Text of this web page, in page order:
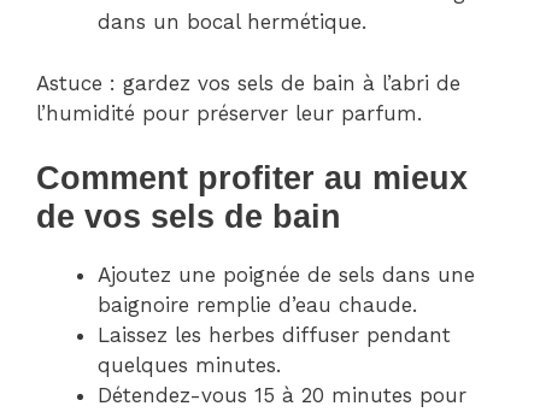
dans un bocal hermétique.
Astuce : gardez vos sels de bain à l’abri de
l’humidité pour préserver leur parfum.
Comment profiter au mieux
de vos sels de bain
Ajoutez une poignée de sels dans une
baignoire remplie d’eau chaude.
Laissez les herbes diffuser pendant
quelques minutes.
Détendez-vous 15 à 20 minutes pour